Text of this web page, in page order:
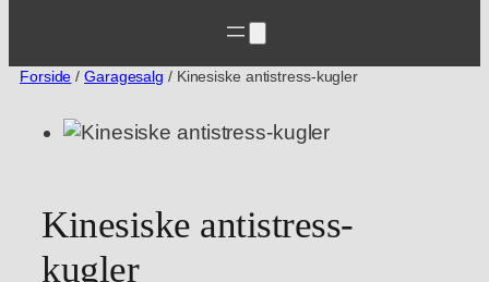
Forside /Garagesalg / Kinesiske antistress-kugler
Kinesiske antistress-
kugler